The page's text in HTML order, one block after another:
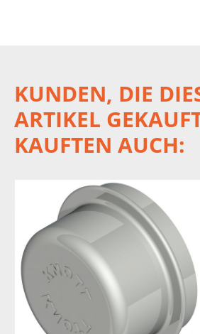
KUNDEN, DIE
ARTIKEL
KAUFTEN AUCH: